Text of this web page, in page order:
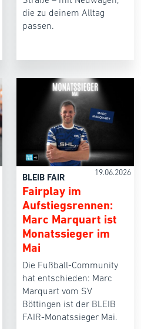
die zu deinem Alltag
passen.
19.06.2026
BLEIB FAIR
Fairplay im
Aufstiegsrennen:
Marc Marquart ist
Monatssieger im
Mai
Die Fußball-Community
hat entschieden: Marc
Marquart vom SV
Böttingen ist der BLEIB
FAIR-Monatssieger Mai.